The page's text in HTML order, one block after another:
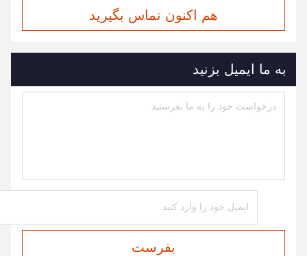
هم اکنون تماس بگیرید
به ما ایمیل بزنید
بفرست